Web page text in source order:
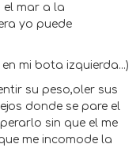
mar a la
yo puede
mi bota izquierda...)
su peso,oler sus
donde se pare el
sin que el me
me incomode la